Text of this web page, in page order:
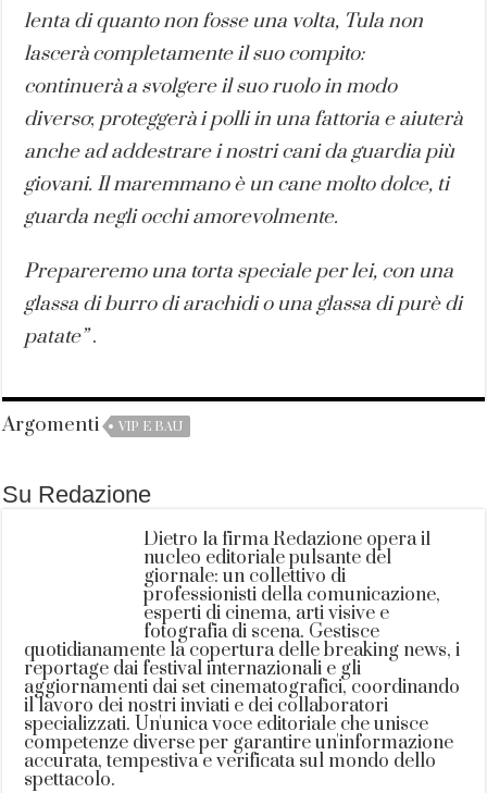
lenta di quanto non fosse una volta, Tula non
lascerà completamente il suo compito:
continuerà a svolgere il suo ruolo in modo
diverso; proteggerà i polli in una fattoria e aiuterà
anche ad addestrare i nostri cani da guardia più
giovani. Il maremmano è un cane molto dolce, ti
guarda negli occhi amorevolmente.
Prepareremo una torta speciale per lei, con una
glassa di burro di arachidi o una glassa di purè di
patate”.
Argomenti VIP E BAU
Su Redazione
Dietro la firma Redazione opera il
nucleo editoriale pulsante del
giornale: un collettivo di
professionisti della comunicazione,
esperti di cinema, arti visive e
fotografia di scena. Gestisce
quotidianamente la copertura delle breaking news, i
reportage dai festival internazionali e gli
aggiornamenti dai set cinematografici, coordinando
il lavoro dei nostri inviati e dei collaboratori
specializzati. Un'unica voce editoriale che unisce
competenze diverse per garantire un'informazione
accurata, tempestiva e verificata sul mondo dello
spettacolo.